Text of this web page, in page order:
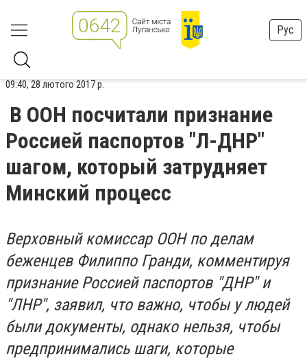
Рус
09:40, 28 лютого 2017 р.
В ООН посчитали признание
Россией паспортов "Л-ДНР"
шагом, который затрудняет
Минский процесс
Верховный комиссар ООН по делам
беженцев Филиппо Гранди, комментируя
признание Россией паспортов "ДНР" и
"ЛНР", заявил, что важно, чтобы у людей
были документы, однако нельзя, чтобы
предпринимались шаги, которые